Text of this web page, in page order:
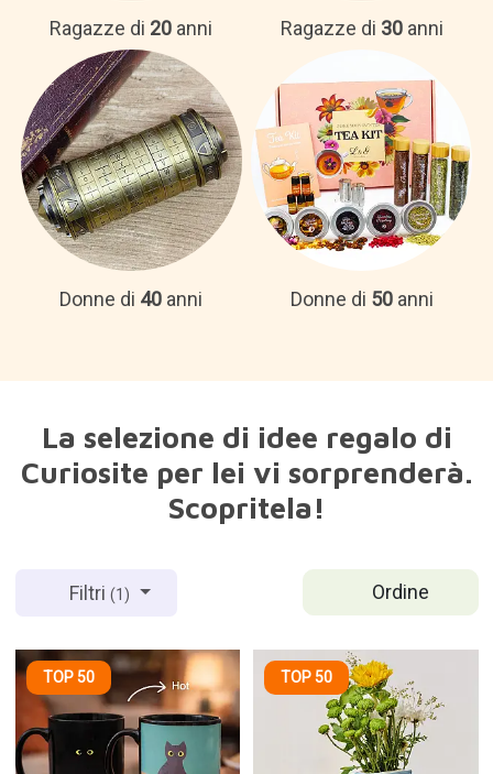
Ragazze di 20 anni Ragazze di 30anni
Donne di 40 anni Donne di 50anni
La selezione di idee regalo di
Curiosite per lei vi sorprenderà.
Scopritela!
Ordine
Filtri(1)
TOP 50 TOP 50